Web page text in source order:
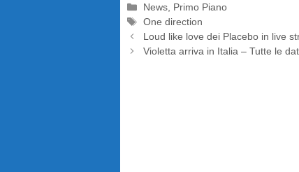
Categorie
News, Primo Piano
Tag
One direction
Loud like love dei Placebo in live
Violetta arriva in Italia – Tutte le